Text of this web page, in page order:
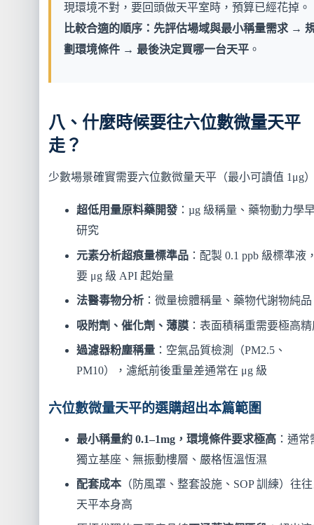
現環境不對，要回頭做天平室時，預算已經花掉。
比較合適的順序：先評估場域與最小稱量需求 →
劃環境條件 → 最後決定買哪一台天平。
八、什麼時候要往六位數微量天平
走？
少數場景確實需要六位數微量天平（最小可讀值 1μg
超低用量原料藥開發：µg 級稱量、藥物動力學
研究
元素分析超痕量標準品：配製 0.1 ppb 級標準液
要 μg 級 API 起始量
法醫毒物分析：微量檢體稱量、藥物代謝物純品
吸附劑、催化劑、薄膜：表面積稱重需要極高精
過濾器粉塵稱量：空氣品質檢測（PM2.5、
PM10），濾紙前後重量差通常在 μg 級
六位數微量天平的選購超出本篇範圍
最小稱量約 0.1–1mg，環境條件要求極高：通常
獨立基座、無振動樓層、嚴格恆溫恆濕
配套成本（防風罩、整套設施、SOP 訓練）往
天平本身高